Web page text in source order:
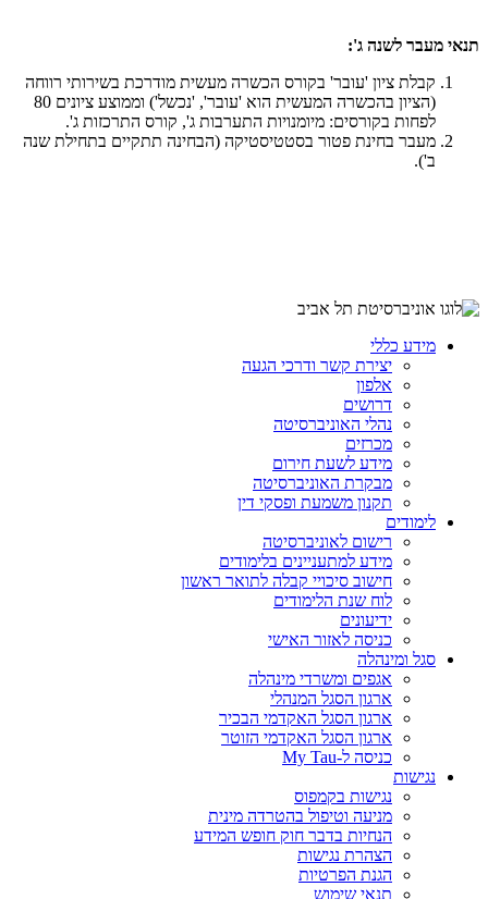
תנאי מעבר לשנה ג':
קבלת ציון 'עובר' בקורס הכשרה מעשית מודרכת בשירותי רווחה
(הציון בהכשרה המעשית הוא 'עובר', 'נכשל') וממוצע ציונים 80
לפחות בקורסים: מיומנויות התערבות ג', קורס התרכזות ג'.
מעבר בחינת פטור בסטטיסטיקה (הבחינה תתקיים בתחילת שנה
ב').
מידע כללי
יצירת קשר ודרכי הגעה
אלפון
דרושים
נהלי האוניברסיטה
מכרזים
מידע לשעת חירום
מבקרת האוניברסיטה
תקנון משמעת ופסקי דין
לימודים
רישום לאוניברסיטה
מידע למתעניינים בלימודים
חישוב סיכויי קבלה לתואר ראשון
לוח שנת הלימודים
ידיעונים
כניסה לאזור האישי
סגל ומינהלה
אגפים ומשרדי מינהלה
ארגון הסגל המנהלי
ארגון הסגל האקדמי הבכיר
ארגון הסגל האקדמי הזוטר
כניסה ל-My Tau
נגישות
נגישות בקמפוס
מניעה וטיפול בהטרדה מינית
הנחיות בדבר חוק חופש המידע
הצהרת נגישות
הגנת הפרטיות
תנאי שימוש